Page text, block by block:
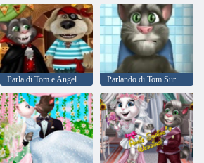
Parla di Tom e Angela Halloween Parlando di Tom Surgeon